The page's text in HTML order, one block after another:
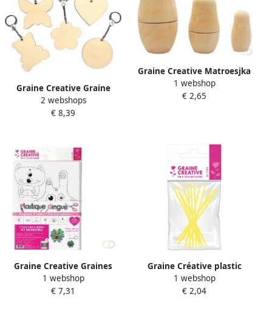
Graine Creative Graine
CrÃ©ative Sleutelhanger
hout assortiment vormen
2 webshops
€ 8,39
Graine Creative Matroesjka
poppetjes
1 webshop
€ 2,65
Graine Creative Graines
CrÃ©atives krimpplastiek
sleutelhanger Monster 6
1 webshop
€ 7,31
Graine Créative plastic
naalden 75 mm diameter 1
8 mm 12 stuks
1 webshop
€ 2,04